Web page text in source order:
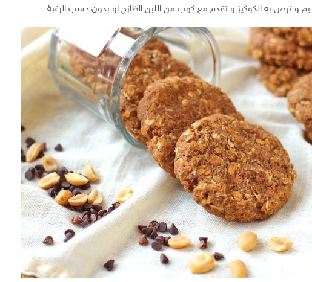
و ترص به الكوكيز و تقدم مع كوب من اللبن الظازج او بدون حسب الرغبة